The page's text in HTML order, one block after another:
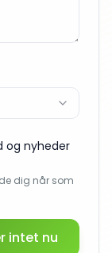
og nyheder
dig når som
intet nu